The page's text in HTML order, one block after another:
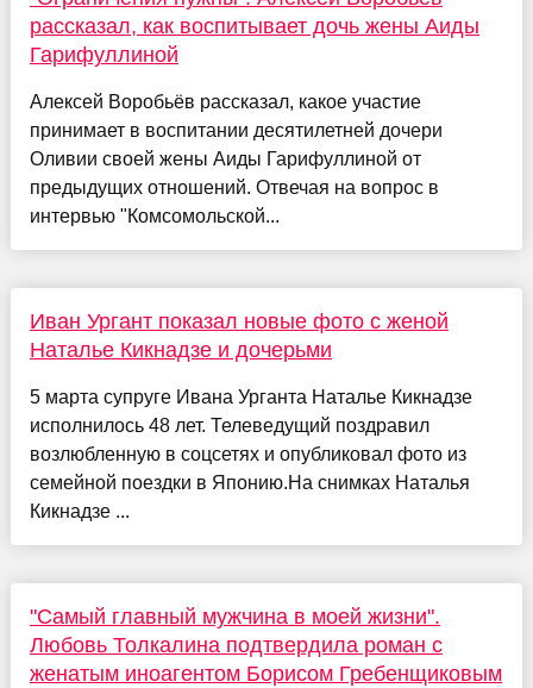
рассказал, как воспитывает дочь жены Аиды
Гарифуллиной
Алексей Воробьёв рассказал, какое участие
принимает в воспитании десятилетней дочери
Оливии своей жены Аиды Гарифуллиной от
предыдущих отношений. Отвечая на вопрос в
интервью "Комсомольской...
Иван Ургант показал новые фото с женой
Наталье Кикнадзе и дочерьми
5 марта супруге Ивана Урганта Наталье Кикнадзе
исполнилось 48 лет. Телеведущий поздравил
возлюбленную в соцсетях и опубликовал фото из
семейной поездки в Японию.На снимках Наталья
Кикнадзе ...
"Самый главный мужчина в моей жизни".
Любовь Толкалина подтвердила роман с
женатым иноагентом Борисом Гребенщиковым